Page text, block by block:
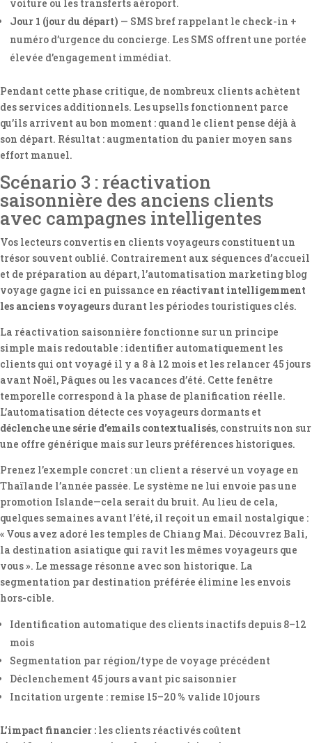
voiture ou les transferts aéroport.
Jour 1 (jour du départ) — SMS bref rappelant le check-in +
numéro d’urgence du concierge. Les SMS offrent une portée
élevée d’engagement immédiat.
Pendant cette phase critique, de nombreux clients achètent
des services additionnels. Les upsells fonctionnent parce
qu’ils arrivent au bon moment : quand le client pense déjà à
son départ. Résultat : augmentation du panier moyen sans
effort manuel.
Scénario 3 : réactivation
saisonnière des anciens clients
avec campagnes intelligentes
Vos lecteurs convertis en clients voyageurs constituent un
trésor souvent oublié. Contrairement aux séquences d’accueil
et de préparation au départ, l’automatisation marketing blog
voyage gagne ici en puissance en réactivant intelligemment
les anciens voyageurs durant les périodes touristiques clés.
La réactivation saisonnière fonctionne sur un principe
simple mais redoutable : identifier automatiquement les
clients qui ont voyagé il y a 8 à 12 mois et les relancer 45 jours
avant Noël, Pâques ou les vacances d’été. Cette fenêtre
temporelle correspond à la phase de planification réelle.
L’automatisation détecte ces voyageurs dormants et
déclenche une série d’emails contextualisés, construits non sur
une offre générique mais sur leurs préférences historiques.
Prenez l’exemple concret : un client a réservé un voyage en
Thaïlande l’année passée. Le système ne lui envoie pas une
promotion Islande—cela serait du bruit. Au lieu de cela,
quelques semaines avant l’été, il reçoit un email nostalgique :
« Vous avez adoré les temples de Chiang Mai. Découvrez Bali,
la destination asiatique qui ravit les mêmes voyageurs que
vous ». Le message résonne avec son historique. La
segmentation par destination préférée élimine les envois
hors-cible.
Identification automatique des clients inactifs depuis 8–12
mois
Segmentation par région/type de voyage précédent
Déclenchement 45 jours avant pic saisonnier
Incitation urgente : remise 15–20 % valide 10 jours
L’impact financier : les clients réactivés coûtent